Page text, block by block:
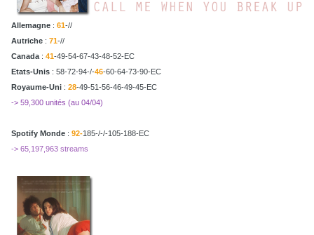
Allemagne : 61-//
Autriche : 71-//
Canada : 41-49-54-67-43-48-52-EC
Etats-Unis : 58-72-94-/-46-60-64-73-90-EC
Royaume-Uni : 28-49-51-56-46-49-45-EC
-> 59,300 unités (au 04/04)
Spotify Monde : 92-185-/-/-105-188-EC
-> 65,197,963 streams